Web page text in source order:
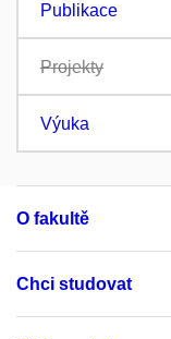
Publikace
Projekty
Výuka
O fakultě
Chci studovat